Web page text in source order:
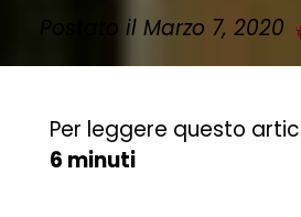
Postato il Marzo 7, 2020
Per leggere questo
6 minuti